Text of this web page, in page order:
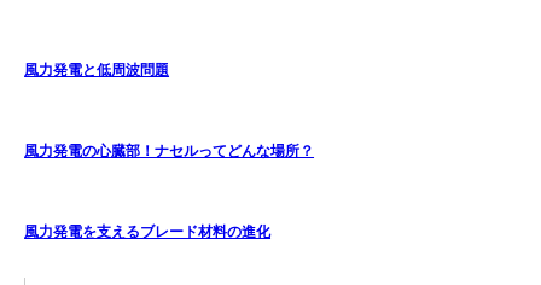
風力発電と低周波問題
風力発電の心臓部！ナセルってどんな場所？
風力発電を支えるブレード材料の進化